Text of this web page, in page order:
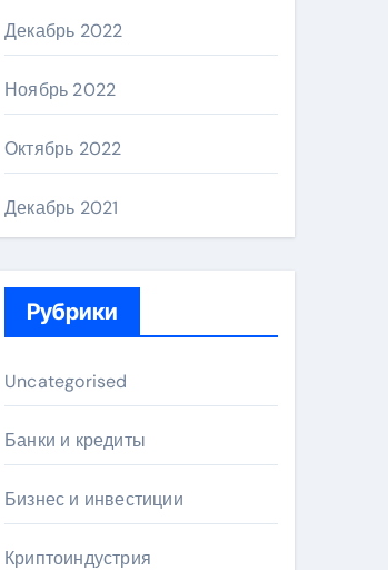
Декабрь 2022
Ноябрь 2022
Октябрь 2022
Декабрь 2021
Рубрики
Uncategorised
Банки и кредиты
Бизнес и инвестиции
Криптоиндустрия